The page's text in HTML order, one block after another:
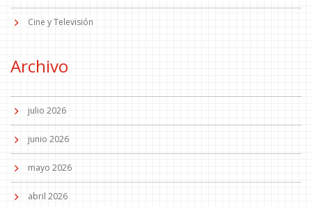
Cine y Televisión
Archivo
julio 2026
junio 2026
mayo 2026
abril 2026